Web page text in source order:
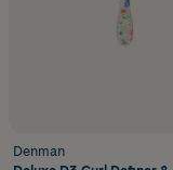
Denman